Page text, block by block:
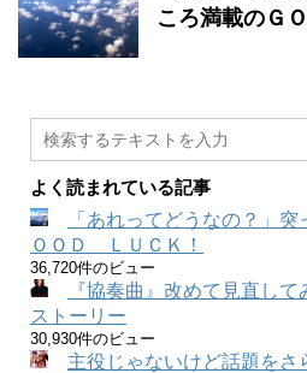
ころ満載のＧ
よく読まれている記事
「あれってどうなの？」
ＯＯＤ ＬＵＣＫ！
36,720件のビュー
『協奏曲』改めて見直し
ストーリー
30,930件のビュー
主役じゃないけど話題をさ